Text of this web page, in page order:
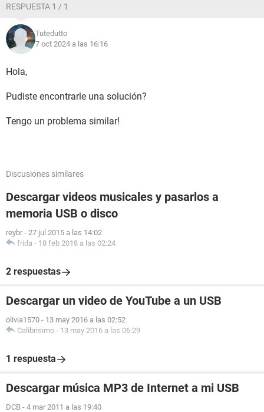
RESPUESTA 1 / 1
Tutedutto
7 oct 2024 a las 16:16
Hola,
Pudiste encontrarle una solución?
Tengo un problema similar!
Discusiones similares
Descargar videos musicales y pasarlos a
memoria USB o disco
reybr - 27 jul 2015 a las 14:02
frida - 18 feb 2018 a las 02:24
2 respuestas
Descargar un video de YouTube a un USB
olivia1570 - 13 may 2016 a las 02:52
Calibrisimo - 13 may 2016 a las 06:29
1 respuesta
Descargar música MP3 de Internet a mi USB
DCB - 4 mar 2011 a las 19:40